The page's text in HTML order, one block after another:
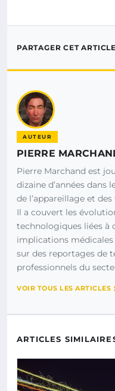
PARTAGER CET ARTICLE
AUTEUR
PIERRE
Pierre Marchand est
dizaine d’années dans
de l’appareillage et
Il a couvert les
technologiques liées à
implications médicales
sur des reportages de
professionnels du
VOIR TOUS LES ARTICLES
ARTICLES